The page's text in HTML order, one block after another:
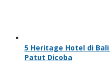
5 Heritage Hotel di
Patut Dicoba